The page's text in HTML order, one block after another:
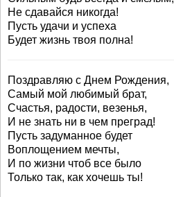
Не сдавайся никогда!
Пусть удачи и успеха
Будет жизнь твоя полна!
Поздравляю с Днем Рождения,
Самый мой любимый брат,
Счастья, радости, везенья,
И не знать ни в чем преград!
Пусть задуманное будет
Воплощением мечты,
И по жизни чтоб все было
Только так, как хочешь ты!